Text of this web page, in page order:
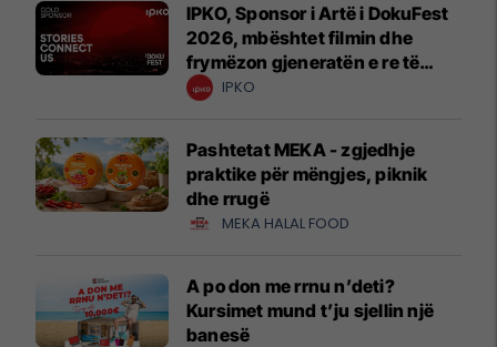
IPKO, Sponsor i Artë i DokuFest
2026, mbështet filmin dhe
frymëzon gjeneratën e re të
krijuesve
IPKO
Pashtetat MEKA - zgjedhje
praktike për mëngjes, piknik
dhe rrugë
MEKA HALAL FOOD
A po don me rrnu n’deti?
Kursimet mund t’ju sjellin një
banesë